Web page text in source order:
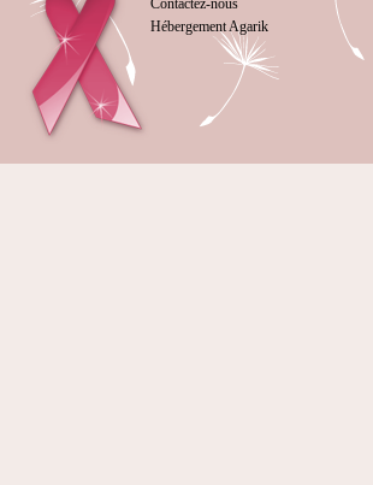
Contactez-nous
Hébergement Agarik